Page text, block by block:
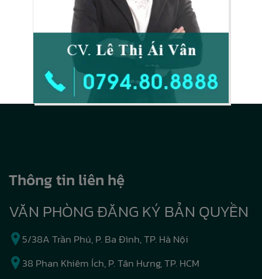
Thông tin liên hệ
VĂN PHÒNG ĐĂNG KÝ BẢN QUYỀN
5/38A Trần Phú, P. Ba Đình, TP. Hà Nội
38 Phan Khiêm Ích, P. Tân Hưng, TP. HCM